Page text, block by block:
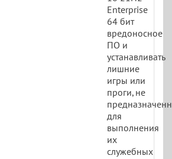
Enterprise
64 бит
вредоносное
ПО и
устанавливать
лишние
игры или
проги, не
для
выполнения
их
служебных